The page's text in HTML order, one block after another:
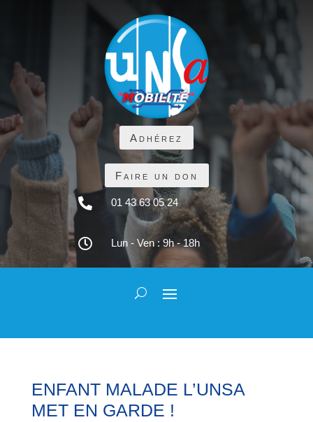
Adhérez
Faire un don
 01 43 63 05 24
 Lun - Ven : 9h - 18h
ENFANT MALADE L’UNSA
MET EN GARDE !